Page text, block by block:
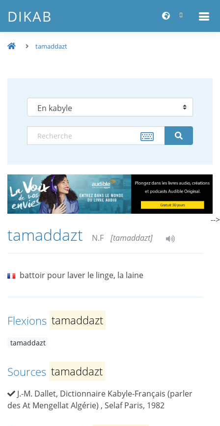
DIKAB
tamaddazt
tamaddazt N.F [tamaddazt]
battoir pour laver le linge, la laine
Flexions tamaddazt
tamaddazt
Sources tamaddazt
J.-M. Dallet, Dictionnaire Kabyle-Français (parler
des At Mengellat Algérie) , Selaf Paris, 1982
-->